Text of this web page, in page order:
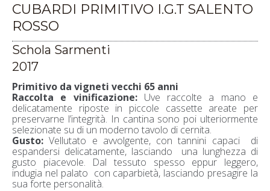
CUBARDI PRIMITIVO I.G.T SALENTO
ROSSO
Schola Sarmenti
2017
Primitivo da vigneti vecchi 65 anni
Raccolta e vinificazione:Uve raccolte a mano e
delicatamente riposte in piccole cassette areate per
preservarne l’integrità. In cantina sono poi ulteriormente
selezionate su di un moderno tavolo di cernita.
Gusto: Vellutato e avvolgente, con tannini capaci di
espandersi delicatamente, lasciando una lunghezza di
gusto piacevole. Dal tessuto spesso eppur leggero,
indugia nel palato con caparbietà, lasciando presagire la
sua forte personalità.